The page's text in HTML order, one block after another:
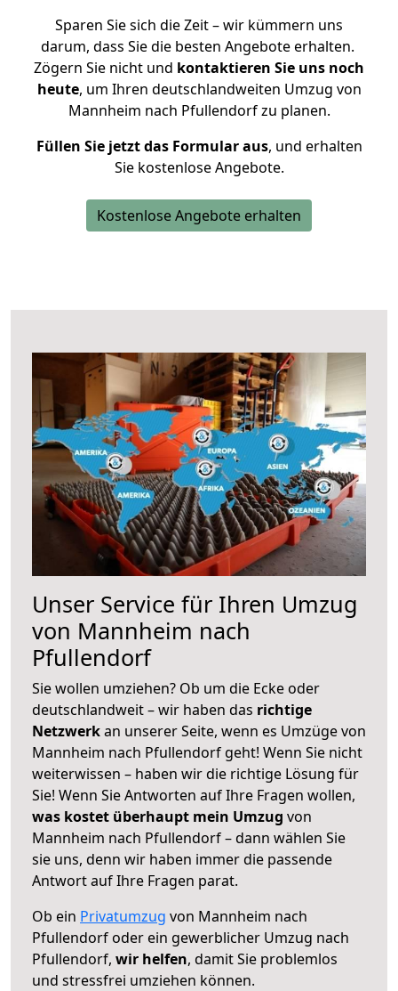
Sparen Sie sich die Zeit – wir kümmern uns
darum, dass Sie die besten Angebote erhalten.
Zögern Sie nicht und kontaktieren Sie uns noch
heute, um Ihren deutschlandweiten Umzug von
Mannheim nach Pfullendorf zu planen.
Füllen Sie jetzt das Formular aus, und erhalten
Sie kostenlose Angebote.
Kostenlose Angebote erhalten
Unser Service für Ihren Umzug
von Mannheim nach
Pfullendorf
Sie wollen umziehen? Ob um die Ecke oder
deutschlandweit – wir haben das richtige
Netzwerkan unserer Seite, wenn es Umzüge von
Mannheim nach Pfullendorf geht! Wenn Sie nicht
weiterwissen – haben wir die richtige Lösung für
Sie! Wenn Sie Antworten auf Ihre Fragen wollen,
was kostet überhaupt mein Umzug von
Mannheim nach Pfullendorf – dann wählen Sie
sie uns, denn wir haben immer die passende
Antwort auf Ihre Fragen parat.
Ob ein Privatumzug von Mannheim nach
Pfullendorf oder ein gewerblicher Umzug nach
Pfullendorf, wir helfen, damit Sie problemlos
und stressfrei umziehen können.